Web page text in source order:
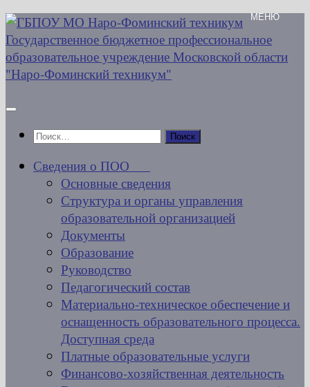
Перейти
к
содержимому
Найти:
Сведения о ПОО
Основные сведения
Структура и органы управления
образовательной организацией
Документы
Образование
Руководство
Педагогический состав
Материально-техническое обеспечение и
оснащенность образовательного процесса.
Доступная среда
Платные образовательные услуги
Финансово-хозяйственная деятельность